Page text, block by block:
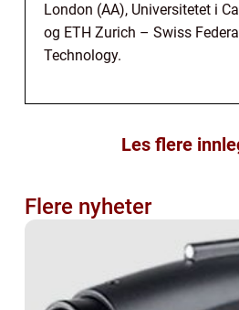
London (AA), Universitetet i
og ETH Zurich – Swiss
Technology.
Les flere
Flere nyheter